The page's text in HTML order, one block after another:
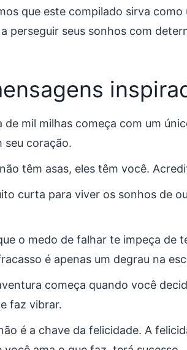
que este compilado sirva como
perseguir seus sonhos com
de mil milhas começa com um
seu coração.
têm asas, eles têm você.
curta para viver os sonhos de
o medo de falhar te impeça de
é apenas um degrau na
começa quando você
faz vibrar.
é a chave da felicidade. A